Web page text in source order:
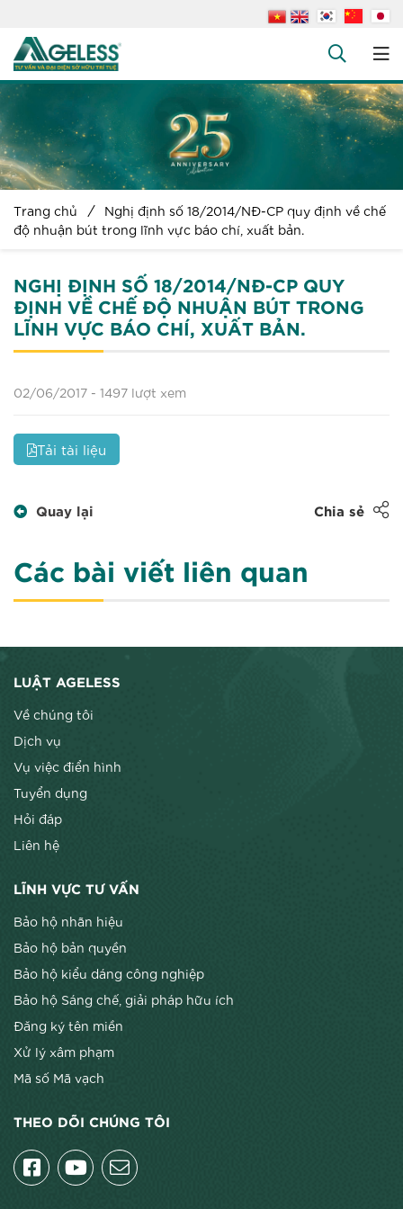
Dịch vụ
Văn bản pháp luật +
Hỏi đáp +
Tuyển dụng
Trang chủ
Nghị định số 18/2014/NĐ-CP quy định về chế
độ nhuận bút trong lĩnh vực báo chí, xuất bản.
NGHỊ ĐỊNH SỐ 18/2014/NĐ-CP QUY
ĐỊNH VỀ CHẾ ĐỘ NHUẬN BÚT TRONG
LĨNH VỰC BÁO CHÍ, XUẤT BẢN.
02/06/2017 - 1497 lượt xem
Tải tài liệu
Quay lại Chia sẻ
Các bài viết liên quan
LUẬT AGELESS
Về chúng tôi
Dịch vụ
Vụ việc điển hình
Tuyển dụng
Hỏi đáp
Liên hệ
LĨNH VỰC TƯ VẤN
Bảo hộ nhãn hiệu
Bảo hộ bản quyền
Bảo hộ kiểu dáng công nghiệp
Bảo hộ Sáng chế, giải pháp hữu ích
Đăng ký tên miền
Xử lý xâm phạm
Mã số Mã vạch
THEO DÕI CHÚNG TÔI